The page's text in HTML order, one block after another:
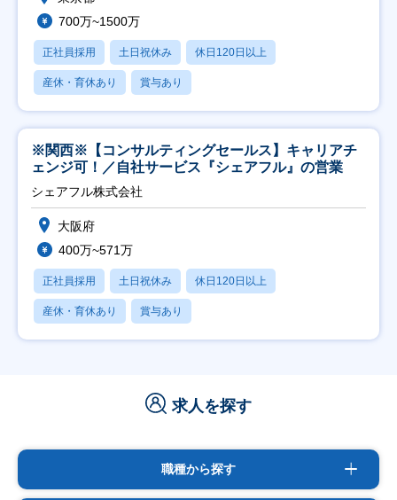
700万~1500万
正社員採用 土日祝休み 休日120日以上
産休・育休あり 賞与あり
※関西※【コンサルティングセールス】キャリアチ
ェンジ可！／自社サービス『シェアフル』の営業
シェアフル株式会社
大阪府
400万~571万
正社員採用 土日祝休み 休日120日以上
産休・育休あり 賞与あり
求人を探す
職種から探す